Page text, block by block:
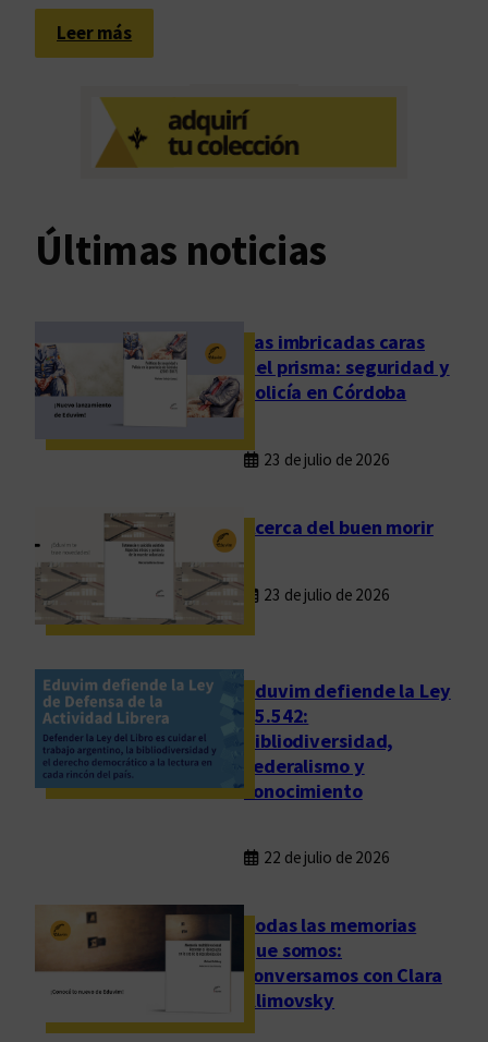
e
l
s
e
s
Leer más:
S
u
s
n
n
l
J
n
a
s
M
u
j
e
r
E
Últimas noticias
Las imbricadas caras
del prisma: seguridad y
policía en Córdoba
23 de julio de 2026
Acerca del buen morir
23 de julio de 2026
Eduvim defiende la Ley
25.542:
bibliodiversidad,
federalismo y
conocimiento
22 de julio de 2026
Todas las memorias
que somos:
conversamos con Clara
Klimovsky